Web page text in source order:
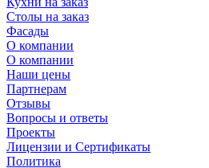
Столы на заказ
Фасады
О компании
О компании
Наши цены
Партнерам
Отзывы
Вопросы и ответы
Проекты
Лицензии и Сертификаты
Политика